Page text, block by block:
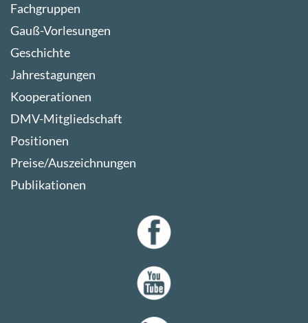
Fachgruppen
Gauß-Vorlesungen
Geschichte
Jahrestagungen
Kooperationen
DMV-Mitgliedschaft
Positionen
Preise/Auszeichnungen
Publikationen